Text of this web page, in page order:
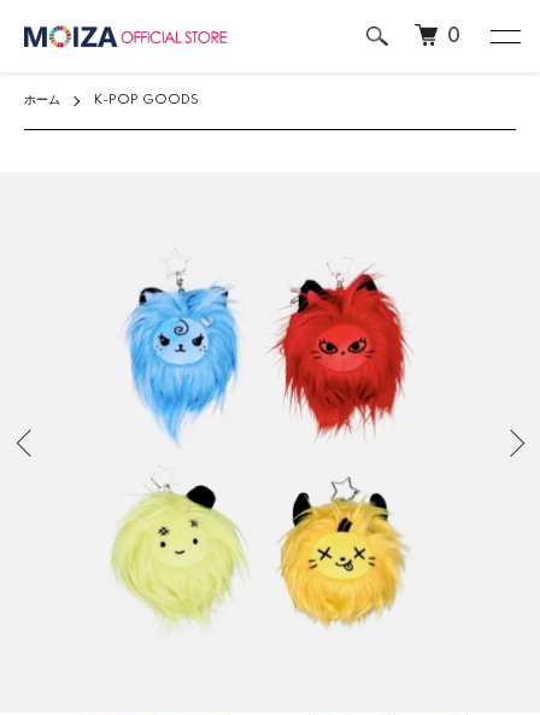
0
ホーム K-POP GOODS